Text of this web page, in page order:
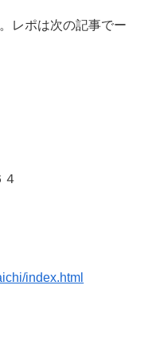
レポは次の記事でー
index.html